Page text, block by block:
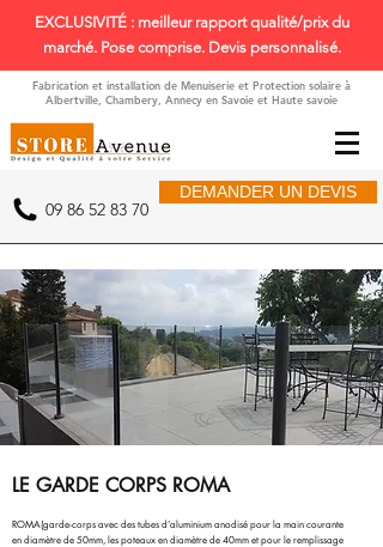
EXCLUSIVITÉ : meilleur rapport qualité/prix du
marché. Pose comprise. Devis personnalisé.
Fabrication et installation de Menuiserie et Protection solaire à
Albertville, Chambery, Annecy en Savoie et Haute savoie
09 86 52 83 70
DEMANDER UN DEVIS
LE GARDE CORPS ROMA
ROMA(garde-corps avec des tubes d’aluminium anodisé pour la main courante
en diamètre de 50mm, les poteaux en diamètre de 40mm et pour le remplissage